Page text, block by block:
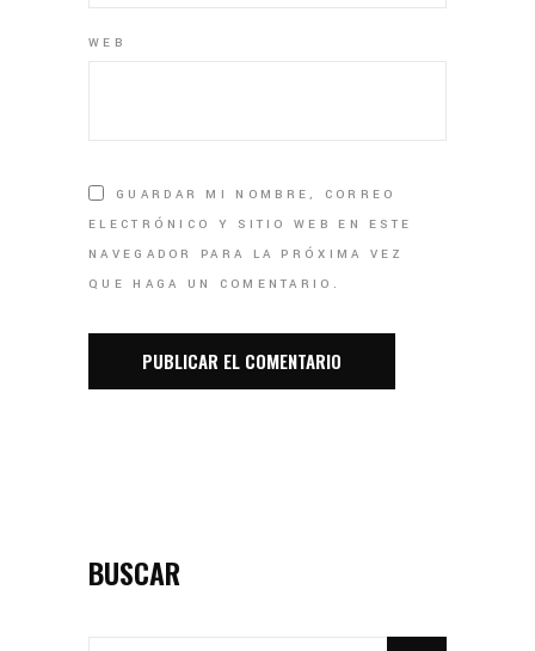
WEB
GUARDAR MI NOMBRE, CORREO
ELECTRÓNICO Y SITIO WEB EN ESTE
NAVEGADOR PARA LA PRÓXIMA VEZ
QUE HAGA UN COMENTARIO.
BUSCAR